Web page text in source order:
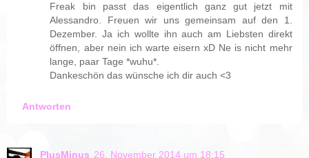
Freak bin passt das eigentlich ganz gut jetzt mit
Alessandro. Freuen wir uns gemeinsam auf den 1.
Dezember. Ja ich wollte ihn auch am Liebsten direkt
öffnen, aber nein ich warte eisern xD Ne is nicht mehr
lange, paar Tage *wuhu*.
Dankeschön das wünsche ich dir auch <3
Antworten
PlusMinus 26. November 2014 um 18:15